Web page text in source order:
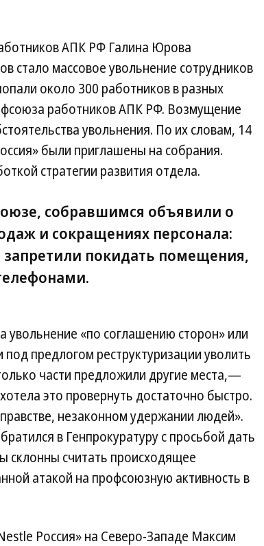
АПК РФ Галина Юрова
стало массовое увольнение сотрудников
около 300 работников в разных
работников АПК РФ. Возмущение
увольнения. По их словам, 14
были приглашены на собрания.
стратегии развития отдела.
собравшимся объявили о
и сокращениях персонала:
покидать помещения,
увольнение «по соглашению сторон» или
предлогом реструктуризации уволить
части предложили другие места,—
это провернуть достаточно быстро.
незаконном удержании людей».
в Генпрокуратуру с просьбой дать
склонны считать происходящее
атакой на профсоюзную активность в
Россия» на Северо-Западе Максим